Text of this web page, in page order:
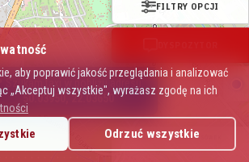
Mapa Polskich Taksówek
aby poprawić jakość przeglądania i analizować
„Akceptuj wszystkie", wyrażasz zgodę na ich
Odrzuć wszystkie
Szukam taxi w pobliżu adresu:
50.03950, 22.03650
FILTRY OPCJI